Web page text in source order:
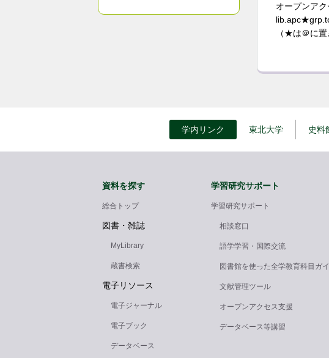
オープンアク
（★は＠に置
学内リンク 東北大学 史料
資料を探す
総合トップ
図書・雑誌
MyLibrary
蔵書検索
電子リソース
電子ジャーナル
電子ブック
データベース
学習研究サポート
学習研究サポート
相談窓口
語学学習・国際交流
図書館を使った全学教育科目ガ
文献管理ツール
オープンアクセス支援
データベース等講習